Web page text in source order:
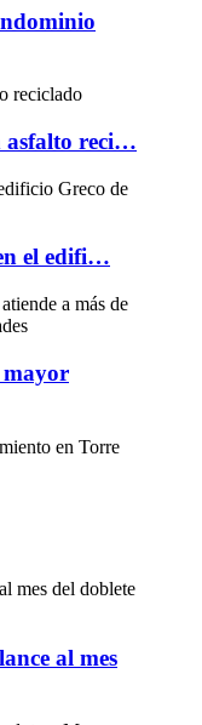
asfalto reci…
el edifi…
al mes